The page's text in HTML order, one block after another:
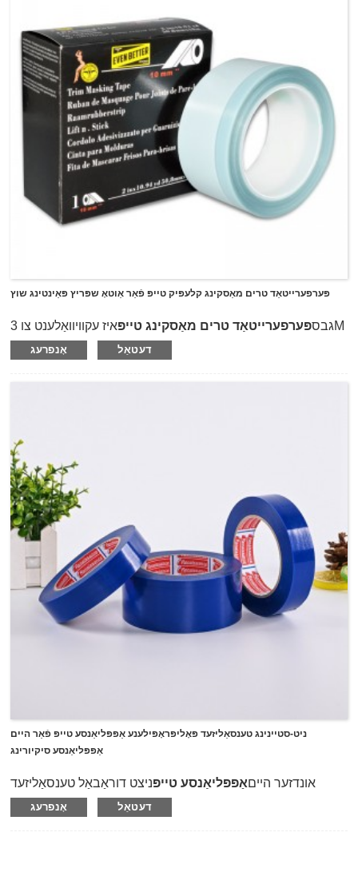
קאַנפאָרמאַטי צו אַדכיר אויף ביידע גלאַט אָדער אַניוואַן סערפאַסיז
צו צושטעלן ויסגעצייכנט קאָליר שורה צעשיידונג און מאַסקינג אין
פּערפערייטאַד טרים מאַסקינג קלעפּיק טייפּ פֿאַר אַוטאָ שפּריץ פּאַינטינג שוץ
גבספּערפערייטאַד טרים מאַסקינג טייפּ
איז עקוויוואַלענט צו 3M
06349, וואָס איז ספּעשאַלי דיזיינד פֿאַר אַוטאָ שפּריץ געמעל
מאַסקינג שוץ פון אָטאַמאָוטיוו אַפטערמאַרקיט וישאַלט און
מאַסקינג זייער יקסטיריערז אָן רימוווינג אָדער ריפּלייסינג די
אָנפרעג דעטאַל
ניט-סטיינינג טענסאַליזעד פּאָליפּראָפּילענע אַפּפּליאַנסע טייפּ פֿאַר היים
אַפּפּליאַנסע סיקיורינג
אונדזער הייםאַפּפּליאַנסע טייפּניצט דוראַבאַל טענסאַליזעד
פּאַליפּראָופּאַלין ווי טרעגער און קאָוטאַד מיט ניט-סטיינינג, רעזאַדו
פריי נאַטירלעך גומע קלעפּיק.עס איז ספּעציעל דיזיינד פֿאַר נוצן
אָנפרעג דעטאַל